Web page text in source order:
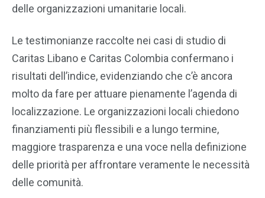
delle organizzazioni umanitarie locali.
Le testimonianze raccolte nei casi di studio di
Caritas Libano e Caritas Colombia confermano i
risultati dell’indice, evidenziando che c’è ancora
molto da fare per attuare pienamente l’agenda di
localizzazione. Le organizzazioni locali chiedono
finanziamenti più flessibili e a lungo termine,
maggiore trasparenza e una voce nella definizione
delle priorità per affrontare veramente le necessità
delle comunità.